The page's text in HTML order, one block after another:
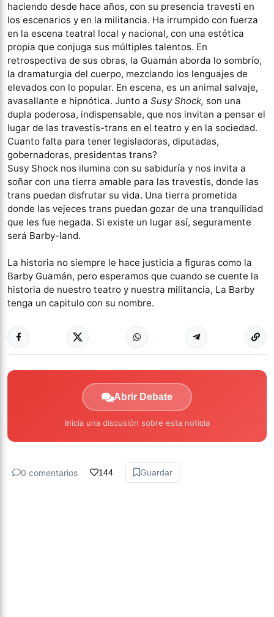
haciendo desde hace años, con su presencia travesti en
los escenarios y en la militancia. Ha irrumpido con fuerza
en la escena teatral local y nacional, con una estética
propia que conjuga sus múltiples talentos. En
retrospectiva de sus obras, la Guamán aborda lo sombrío,
la dramaturgia del cuerpo, mezclando los lenguajes de
elevados con lo popular. En escena, es un animal salvaje,
avasallante e hipnótica. Junto a Susy Shock, son una
dupla poderosa, indispensable, que nos invitan a pensar el
lugar de las travestis-trans en el teatro y en la sociedad.
Cuanto falta para tener legisladoras, diputadas,
gobernadoras, presidentas trans?
Susy Shock nos ilumina con su sabiduría y nos invita a
soñar con una tierra amable para las travestis, donde las
trans puedan disfrutar su vida. Una tierra prometida
donde las vejeces trans puedan gozar de una tranquilidad
que les fue negada. Si existe un lugar así, seguramente
será Barby-land.
La historia no siempre le hace justicia a figuras como la
Barby Guamán, pero esperamos que cuando se cuente la
historia de nuestro teatro y nuestra militancia, La Barby
tenga un capitulo con su nombre.
Abrir Debate
Inicia una discusión sobre esta noticia
0 comentarios 144 Guardar